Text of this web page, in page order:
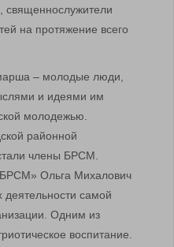
священнослужители
на протяжение всего
– молодые люди,
и идеями им
молодежью.
районной
члены БРСМ.
Ольга Михалович
деятельности самой
Одним из
воспитание.